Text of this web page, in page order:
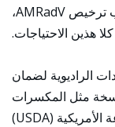
إلى حل فعال لإزالة العفن والذي لن يتطلب ترخيص AMRadV،
الراديوية لضمان
مثل المكسرات
مُعترف بها من قِبل وزارة الزراعة الأمريكية (USDA)